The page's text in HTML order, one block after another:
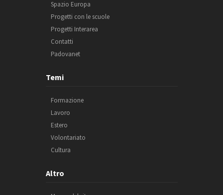
Spazio Europa
Progetti con le scuole
Progetti Interarea
Contatti
Padovanet
Temi
Formazione
Lavoro
Estero
Volontariato
Cultura
Altro